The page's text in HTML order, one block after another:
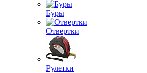
Буры
Отвертки
Рулетки